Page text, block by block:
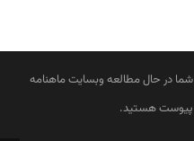
شما در حال مطالعه وبسایت ماهنامه
پیوست هستید.